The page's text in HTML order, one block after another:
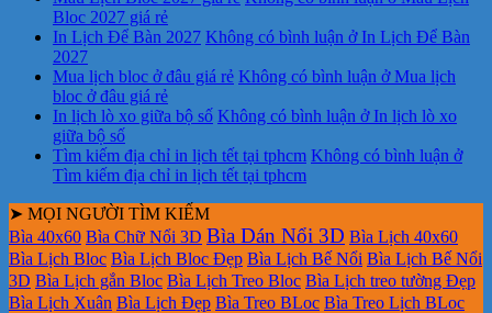
Bloc 2027 giá rẻ
In Lịch Để Bàn 2027 Không có bình luận ở In Lịch Để Bàn
2027
Mua lịch bloc ở đâu giá rẻ Không có bình luận ở Mua lịch
bloc ở đâu giá rẻ
In lịch lò xo giữa bộ số Không có bình luận ở In lịch lò xo
giữa bộ số
Tìm kiếm địa chỉ in lịch tết tại tphcm Không có bình luận ở
Tìm kiếm địa chỉ in lịch tết tại tphcm
➤ MỌI NGƯỜI TÌM KIẾM
Bìa 40x60 Bìa Chữ Nổi 3D Bìa Dán Nổi 3D Bìa Lịch 40x60
Bìa Lịch Bloc Bìa Lịch Bloc Đẹp Bìa Lịch Bế Nổi Bìa Lịch Bế Nổi
3D Bìa Lịch gắn Bloc Bìa Lịch Treo Bloc Bìa Lịch treo tường Đẹp
Bìa Lịch Xuân Bìa Lịch Đẹp Bìa Treo BLoc Bìa Treo Lịch BLoc